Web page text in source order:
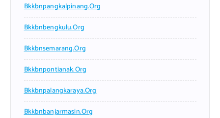
Bkkbnpangkalpinang.org
Bkkbnbengkulu.org
Bkkbnsemarang.org
Bkkbnpontianak.org
Bkkbnpalangkaraya.org
Bkkbnbanjarmasin.org